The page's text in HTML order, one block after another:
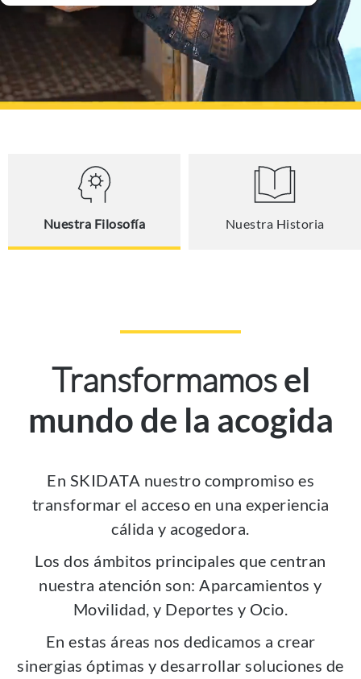
Nuestra Filosofía Nuestra Historia
Transformamosel
mundo de la acogida
En SKIDATA nuestro compromiso es
transformar el acceso en una experiencia
cálida y acogedora.
Los dos ámbitos principales que centran
nuestra atención son: Aparcamientos y
Movilidad, y Deportes y Ocio.
En estas áreas nos dedicamos a crear
sinergias óptimas y desarrollar soluciones de